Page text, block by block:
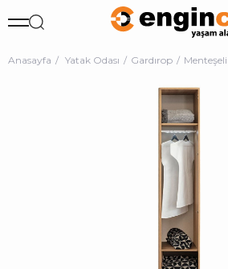
Anasayfa Yatak Odası Gardırop